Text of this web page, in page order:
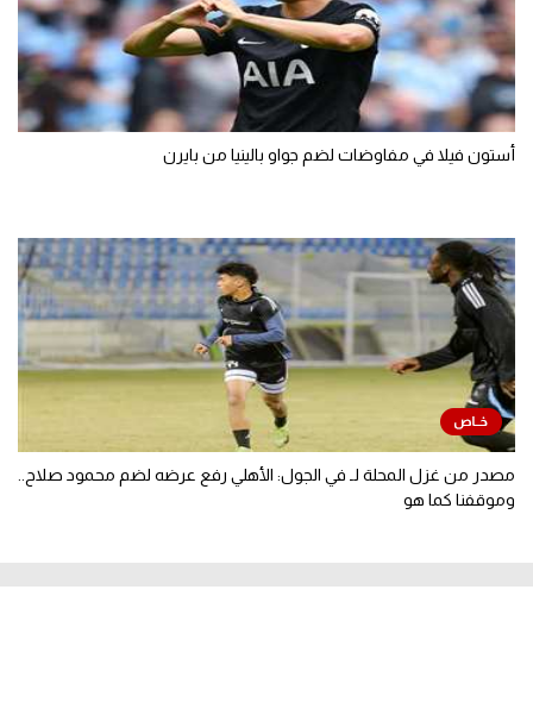
أستون فيلا في مفاوضات لضم جواو بالينيا من بايرن
مصدر من غزل المحلة لـ في الجول: الأهلي رفع عرضه لضم محمود صلاح..
وموقفنا كما هو